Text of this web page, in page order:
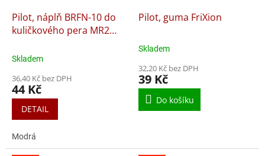
Pilot, náplň BRFN-10 do
kuličkového pera MR2
Collection
Skladem
36,40 Kč bez DPH
44 Kč
DETAIL
Modrá
Pilot, guma FriXion
Průměrné
produktu
je
5,0
Skladem
32,20 Kč bez DPH
39 Kč
Do košíku